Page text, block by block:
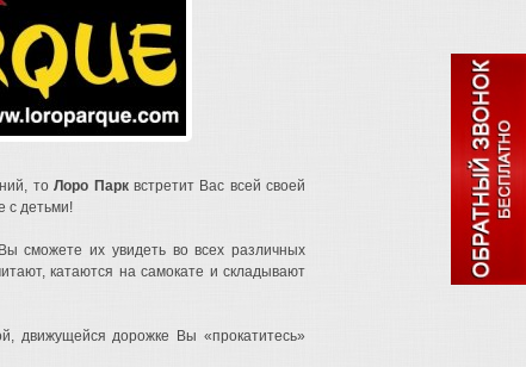
тоЛоро Парквстретит Вас всей своей
с детьми!
сможете их увидеть во всех различных
катаются на самокате и складывают
движущейся дорожке Вы «прокатитесь»